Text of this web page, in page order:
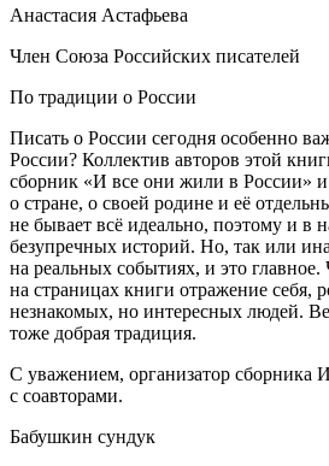
Анастасия Астафьева
Член Союза Российских писателей
По традиции о России
Писать о России сегодня особенно
России? Коллектив авторов этой
сборник «И все они жили в России»
о стране, о своей родине и её
не бывает всё идеально, поэтому и в
безупречных историй. Но, так или
на реальных событиях, и это главное.
на страницах книги отражение себя,
незнакомых, но интересных людей.
тоже добрая традиция.
С уважением, организатор сборника
с соавторами.
Бабушкин сундук